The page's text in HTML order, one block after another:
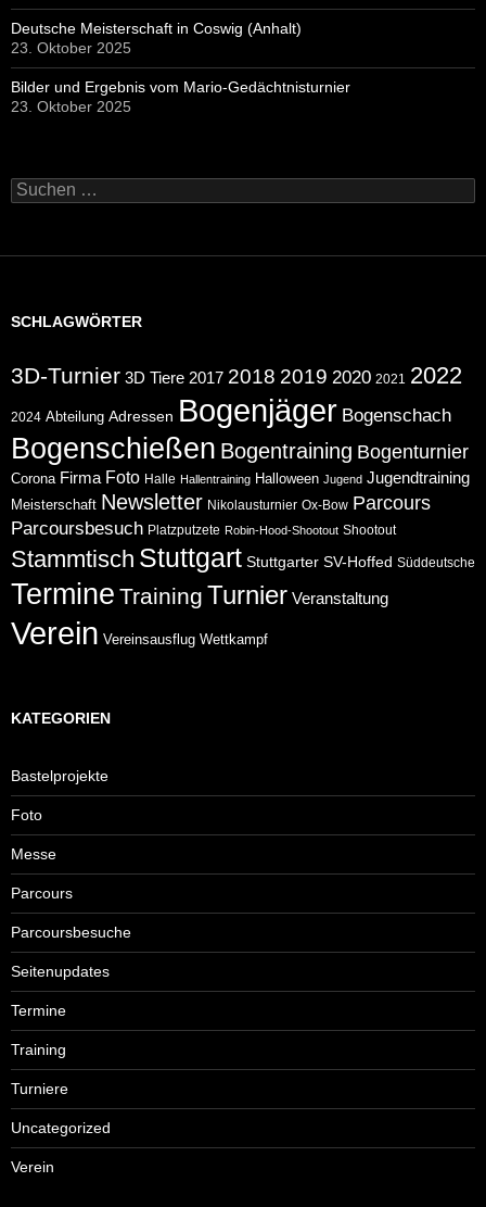
Deutsche Meisterschaft in Coswig (Anhalt)
23. Oktober 2025
Bilder und Ergebnis vom Mario-Gedächtnisturnier
23. Oktober 2025
Suchen
nach:
SCHLAGWÖRTER
3D-Turnier 3D Tiere 2017 2018 2019 2020 2021 2022
2024 Abteilung Adressen Bogenjäger Bogenschach
Bogenschießen Bogentraining Bogenturnier
Corona Firma Foto Halle Hallentraining Halloween Jugend Jugendtraining
Meisterschaft Newsletter Nikolausturnier Ox-Bow Parcours
Parcoursbesuch Platzputzete Robin-Hood-Shootout Shootout
Stammtisch Stuttgart Stuttgarter SV-Hoffed Süddeutsche
Termine Training Turnier Veranstaltung
Verein Vereinsausflug Wettkampf
KATEGORIEN
Bastelprojekte
Foto
Messe
Parcours
Parcoursbesuche
Seitenupdates
Termine
Training
Turniere
Uncategorized
Verein